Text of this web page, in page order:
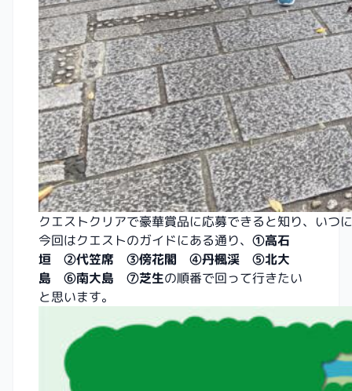
クエストクリアで豪華賞品に応募できると知り、いつ
今回はクエストのガイドにある通り、 ①高石
垣 ②代笠席 ③傍花閣 ④丹楓渓 ⑤北大
島 ⑥南大島 ⑦芝生の順番で回って行きたい
と思います。